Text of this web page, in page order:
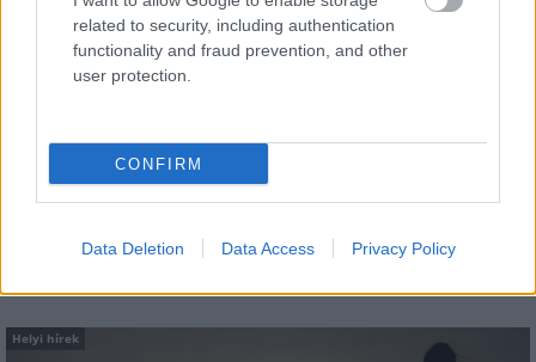
related to security, including authentication
functionality and fraud prevention, and other
user protection.
CONFIRM
Data Deletion Data Access Privacy Policy
Másfélszeresére bővítik
Helyi hírek